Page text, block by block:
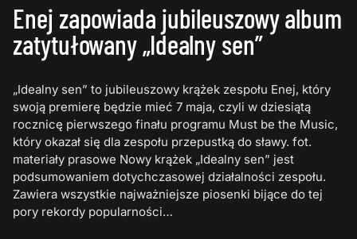
Enej zapowiada jubileuszowy album
zatytułowany „Idealny sen”
„Idealny sen” to jubileuszowy krążek zespołu Enej, który
swoją premierę będzie mieć 7 maja, czyli w dziesiątą
rocznicę pierwszego finału programu Must be the Music,
który okazał się dla zespołu przepustką do sławy. fot.
materiały prasowe Nowy krążek „Idealny sen” jest
podsumowaniem dotychczasowej działalności zespołu.
Zawiera wszystkie najważniejsze piosenki bijące do tej
pory rekordy popularności…